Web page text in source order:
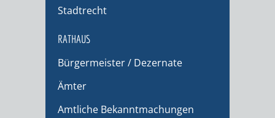
Stadtrecht
RATHAUS
Bürgermeister / Dezernate
Ämter
Amtliche Bekanntmachungen